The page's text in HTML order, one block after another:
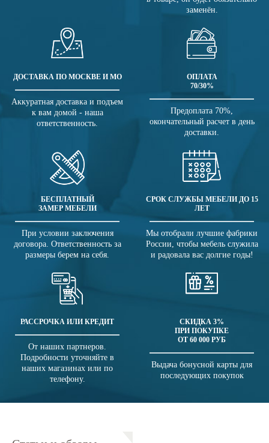
заменён.
ДОСТАВКА ПО МОСКВЕ И МО
Аккуратная доставка и подъем
к вам домой - наша
ответственность.
ОПЛАТА
70/30%
Предоплата 70%,
окончательный расчет в день
доставки.
БЕСПЛАТНЫЙ
ЗАМЕР МЕБЕЛИ
При условии заключения
договора. Ответственность за
размеры берем на себя.
СРОК СЛУЖБЫ МЕБЕЛИ ДО 15
ЛЕТ
Мы отобрали лучшие фабрики
России, чтобы мебель служила
и радовала вас долгие годы!
РАССРОЧКА ИЛИ КРЕДИТ
От наших партнеров.
Подробности уточняйте в
наших магазинах или по
телефону.
СКИДКА 3%
ПРИ ПОКУПКЕ
ОТ 60 000 РУБ
Выдача бонусной карты для
последующих покупок